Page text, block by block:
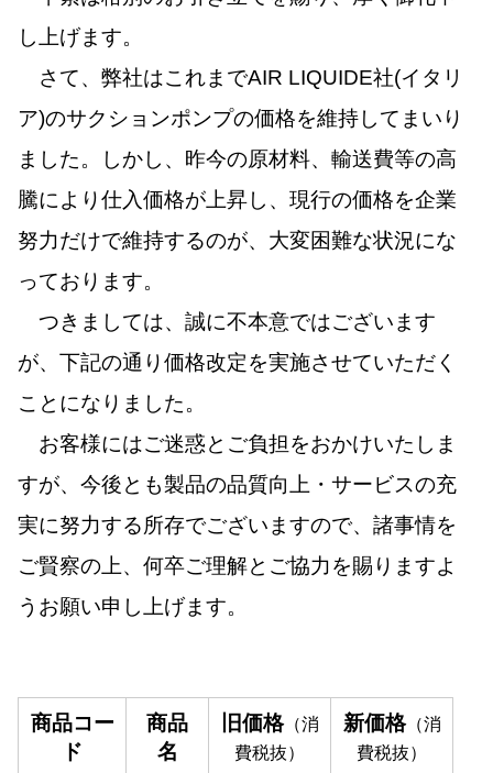
し上げます。
さて、弊社はこれまでAIR LIQUIDE社(イタリ
ア)のサクションポンプの価格を維持してまいり
ました。しかし、昨今の原材料、輸送費等の高
騰により仕入価格が上昇し、現行の価格を企業
努力だけで維持するのが、大変困難な状況にな
っております。
つきましては、誠に不本意ではございます
が、下記の通り価格改定を実施させていただく
ことになりました。
お客様にはご迷惑とご負担をおかけいたしま
すが、今後とも製品の品質向上・サービスの充
実に努力する所存でございますので、諸事情を
ご賢察の上、何卒ご理解とご協力を賜りますよ
うお願い申し上げます。
商品コー
ド
商品
名
旧価格（消
費税抜）
新価格（消
費税抜）